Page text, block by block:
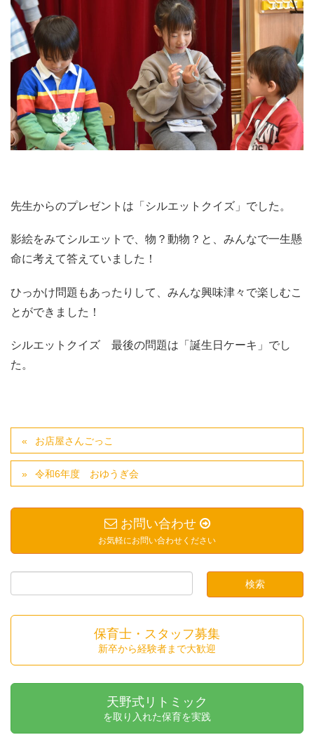
先生からのプレゼントは「シルエットクイズ」でした。
影絵をみてシルエットで、物？動物？と、みんなで一生懸
命に考えて答えていました！
ひっかけ問題もあったりして、みんな興味津々で楽しむこ
とができました！
シルエットクイズ 最後の問題は「誕生日ケーキ」でし
た。
お店屋さんごっこ
令和6年度 おゆうぎ会
お問い合わせ
お気軽にお問い合わせください
保育士・スタッフ募集
新卒から経験者まで大歓迎
天野式リトミック
を取り入れた保育を実践